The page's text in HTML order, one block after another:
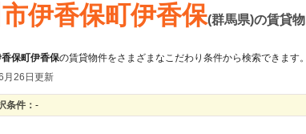
伊香保町伊香保(群馬県)の賃貸物
保町伊香保の賃貸物件をさまざまなこだわり条件から検索できます。
月26日更新
条件： -